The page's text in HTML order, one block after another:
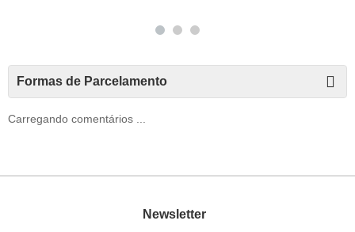
Formas de Parcelamento
Carregando comentários ...
Newsletter